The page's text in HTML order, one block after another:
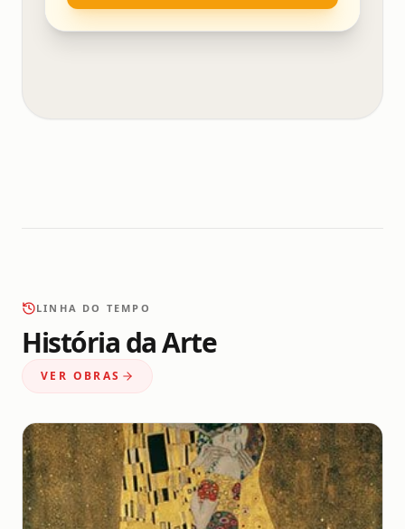
LINHA DO TEMPO
História da Arte
VER OBRAS